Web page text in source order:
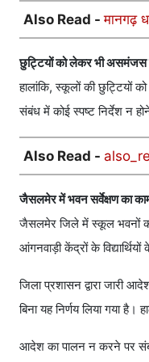
Also Read -मानगढ़
छुट्टियों को लेकर भी असमंजस
हालांकि, स्कूलों की छुट्टियों
संबंध में कोई स्पष्ट निर्देश न
Also Read -
जैसलमेर में भवन सर्वेक्षण का
जैसलमेर जिले में स्कूल भवनों की
आंगनवाड़ी केंद्रों के
जिला प्रशासन द्वारा जारी
बिना यह निर्णय लिया गया
आदेश का पालन न करने पर